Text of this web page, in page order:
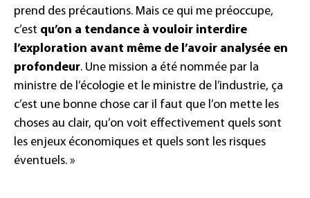
prend des précautions. Mais ce qui me préoccupe,
c’est qu’on a tendance à vouloir interdire
l’exploration avant même de l’avoir analysée en
profondeur. Une mission a été nommée par la
ministre de l’écologie et le ministre de l’industrie, ça
c’est une bonne chose car il faut que l’on mette les
choses au clair, qu’on voit effectivement quels sont
les enjeux économiques et quels sont les risques
éventuels. »